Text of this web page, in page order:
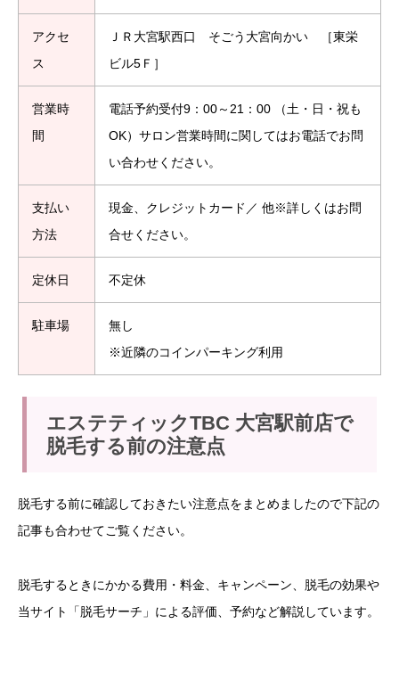
アクセ
ス
ＪＲ大宮駅西口 そごう大宮向かい ［東栄
ビル5Ｆ］
営業時
間
電話予約受付9：00～21：00 （土・日・祝も
OK）サロン営業時間に関してはお電話でお問
い合わせください。
支払い
方法
現金、クレジットカード／ 他※詳しくはお問
合せください。
定休日 不定休
駐車場
無し
※近隣のコインパーキング利用
エステティックTBC 大宮駅前店で
脱毛する前の注意点
脱毛する前に確認しておきたい注意点をまとめましたので下記の
記事も合わせてご覧ください。
脱毛するときにかかる費用・料金、キャンペーン、脱毛の効果や
当サイト「脱毛サーチ」による評価、予約など解説しています。